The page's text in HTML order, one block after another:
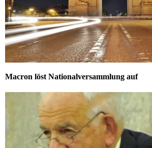
Macron löst Nationalversammlung auf